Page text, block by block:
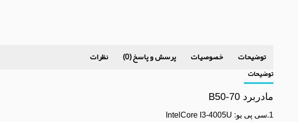
توضیحات خصوصیات پرسش و پاسخ (0) نظرات
توضیحات
مادربرد B50-70
1.سی پی یو: IntelCore I3-4005U